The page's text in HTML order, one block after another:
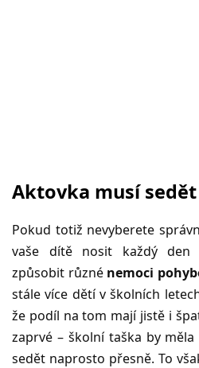
Aktovka musí sedět
Pokud totiž nevyberete
vaše dítě nosit každý den
způsobit různé nemoci
stále více dětí v školních
že podíl na tom mají jistě i
zaprvé – školní taška by
sedět naprosto přesně. To